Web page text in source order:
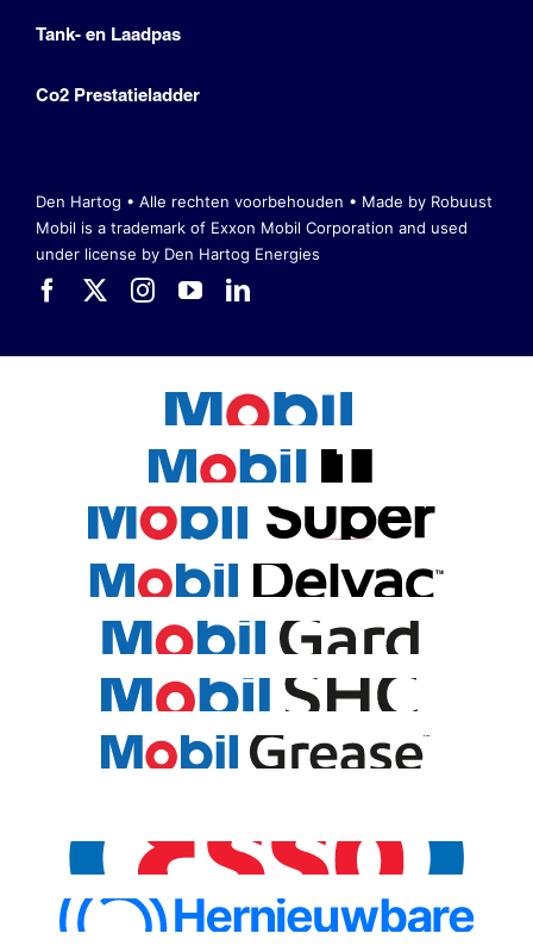
Tank- en Laadpas
Co2 Prestatieladder
Den Hartog • Alle rechten voorbehouden • Made by Robuust
Mobil is a trademark of Exxon Mobil Corporation and used
under license by Den Hartog Energies